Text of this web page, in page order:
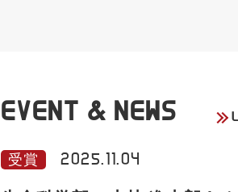
EVENT & NEWS
受賞 2025.11.04